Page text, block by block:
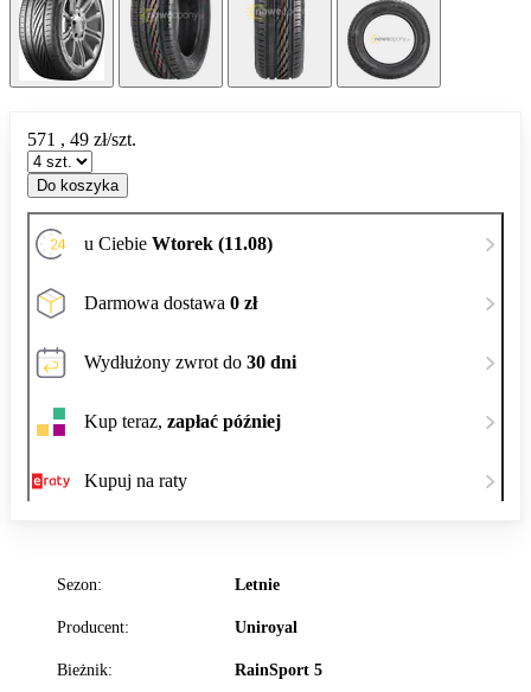
Sezon: Letnie
Producent: Uniroyal
Bieżnik: RainSport 5
571 , 49 zł/szt.
Do koszyka
u Ciebie Wtorek (11.08)
Darmowa dostawa 0 zł
Wydłużony zwrot do 30 dni
Kup teraz, zapłać później
Kupuj na raty